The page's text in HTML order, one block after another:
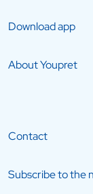
Download app
About Youpret
Contact
Subscribe to the